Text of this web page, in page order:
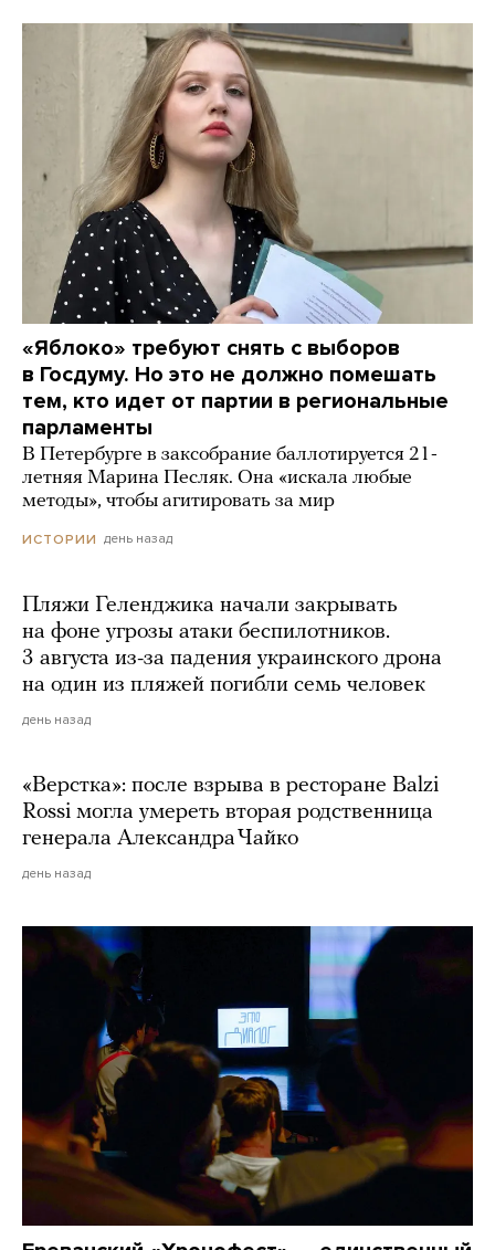
«Яблоко» требуют снять с выборов
в Госдуму. Но это не должно помешать
тем, кто идет от партии в региональные
парламенты
В Петербурге в заксобрание баллотируется 21-
летняя Марина Песляк. Она «искала любые
методы», чтобы агитировать за мир
ИСТОРИИ день назад
Пляжи Геленджика начали закрывать
на фоне угрозы атаки беспилотников.
3 августа из-за падения украинского дрона
на один из пляжей погибли семь человек
день назад
«Верстка»: после взрыва в ресторане Balzi
Rossi могла умереть вторая родственница
генерала Александра Чайко
день назад